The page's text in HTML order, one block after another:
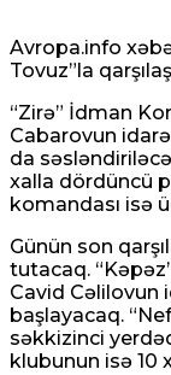
Avropa.info
Tovuz”la
“Zirə” İdman
Cabarovun
da
xalla dördüncü
komandası isə
Günün son
tutacaq.
Cavid Cəlilovun
başlayacaq.
səkkizinci
klubunun isə 10